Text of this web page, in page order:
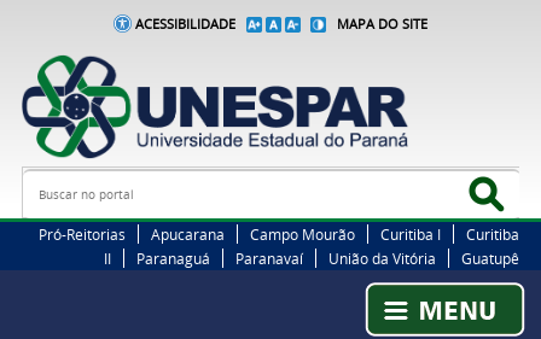
ACESSIBILIDADE MAPA DO SITE
Busca
Pró-Reitorias Apucarana Campo Mourão Curitiba I
Curitiba
II
Paranaguá Paranavaí União da Vitória Guatupê